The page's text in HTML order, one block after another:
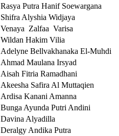
Rasya Putra Hanif Soewargana
Shifra Alyshia Widjaya
Venaya Zalfaa Varisa
Wildan Hakim Vilia
Adelyne Bellvakhanaka El-Muhdi
Ahmad Maulana Irsyad
Aisah Fitria Ramadhani
Akeesha Safira Al Muttaqien
Ardisa Kanani Amanna
Bunga Ayunda Putri Andini
Davina Alyadilla
Deralgy Andika Putra